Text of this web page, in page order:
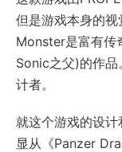
但是游戏本身的
Monster是富有传
Sonic之父)的作品
计者。
就这个游戏的设
显从《Panzer